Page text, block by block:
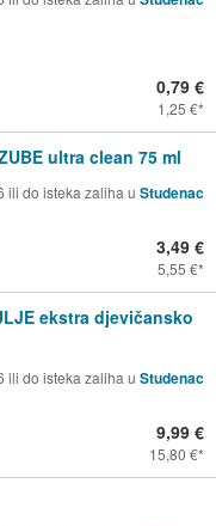
0,79 €
1,25 €
ultra clean 75 ml
ili do isteka zaliha u Studenac
3,49 €
5,55 €
ekstra djevičansko
ili do isteka zaliha u Studenac
9,99 €
15,80 €